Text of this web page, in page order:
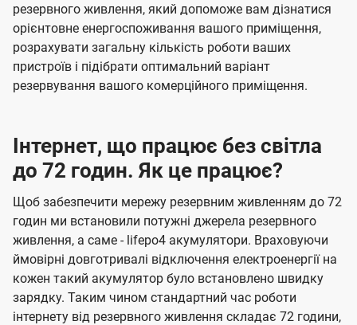
резервного живлення, який допоможе вам дізнатися
орієнтовне енергоспоживання вашого приміщення,
розрахувати загальну кількість роботи ваших
пристроїв і підібрати оптимальний варіант
резервування вашого комерційного приміщення.
Інтернет, що працює без світла
до 72 годин. Як це працює?
Щоб забезпечити мережу резервним живленням до 72
годин ми встановили потужні джерела резервного
живлення, а саме - lifepo4 акумулятори. Враховуючи
ймовірні довготривалі відключення електроенергії на
кожен такий акумулятор було встановлено швидку
зарядку. Таким чином стандартний час роботи
інтернету від резервного живлення складає 72 години,